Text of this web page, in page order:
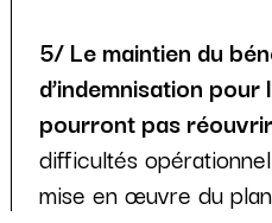
5/ Le maintien du
d’indemnisation
pourront pas
difficultés
mise en œuvre du